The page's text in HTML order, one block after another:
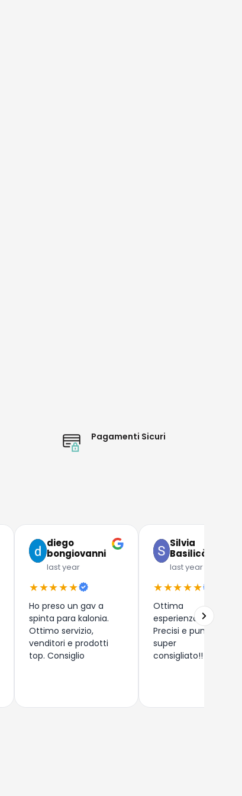
Pagamenti Sicuri
diego
bongiovanni
last year
★★★★★
Ho preso un gav a
spinta para kalonia.
Ottimo servizio,
venditori e prodotti
top. Consiglio
Silvia
Basilicò
last year
★★★★★
Ottima
esperienza!!
Precisi e puntuali,
super
consigliato!!